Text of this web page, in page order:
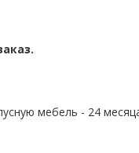
мебель - 24